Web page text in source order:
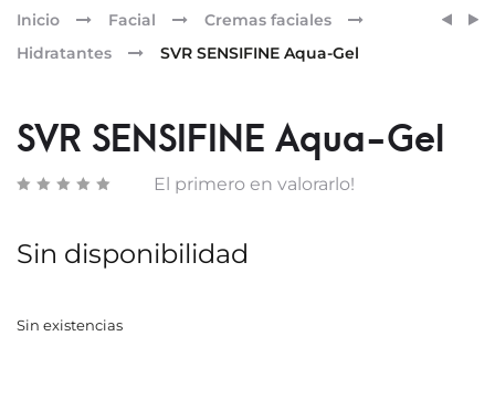
SVR
SVR
Inicio Facial
Cremas faciales
Hidratantes
SVR SENSIFINE Aqua-Gel
SVR SENSIFINE Aqua-Gel
El primero en valorarlo!
Sin disponibilidad
Sin existencias